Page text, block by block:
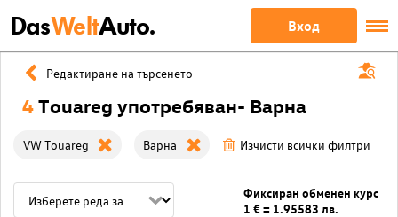
DasWeltAuto. Вход
Редактиране на търсенето
4Touareg употребяван- Варна
VW Touareg Варна Изчисти всички филтри
Фиксиран обменен курс
1 € = 1.95583 лв.